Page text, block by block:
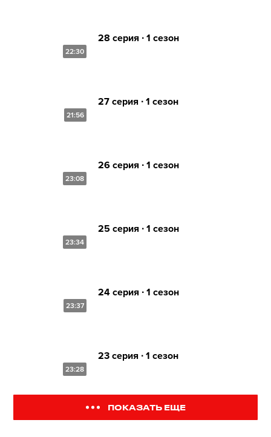
22:30
28 серия ∙ 1 сезон
21:56
27 серия ∙ 1 сезон
23:08
26 серия ∙ 1 сезон
23:34
25 серия ∙ 1 сезон
23:37
24 серия ∙ 1 сезон
23:28
23 серия ∙ 1 сезон
ПОКАЗАТЬ ЕЩЕ